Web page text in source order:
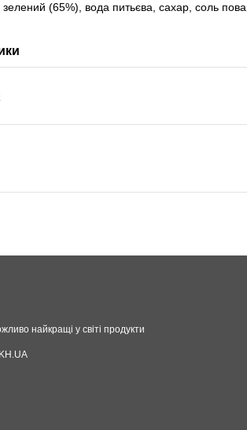
(65%), вода питьєва, сахар, соль
найкращі у світі продукти